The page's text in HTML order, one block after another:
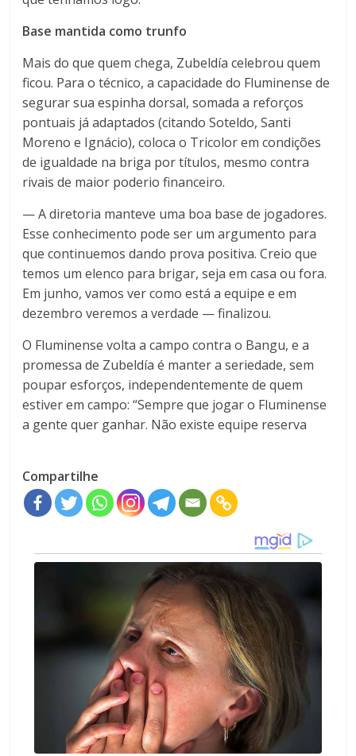
Base mantida como trunfo
Mais do que quem chega, Zubeldía celebrou quem
ficou. Para o técnico, a capacidade do Fluminense de
segurar sua espinha dorsal, somada a reforços
pontuais já adaptados (citando Soteldo, Santi
Moreno e Ignácio), coloca o Tricolor em condições
de igualdade na briga por títulos, mesmo contra
rivais de maior poderio financeiro.
— A diretoria manteve uma boa base de jogadores.
Esse conhecimento pode ser um argumento para
que continuemos dando prova positiva. Creio que
temos um elenco para brigar, seja em casa ou fora.
Em junho, vamos ver como está a equipe e em
dezembro veremos a verdade — finalizou.
O Fluminense volta a campo contra o Bangu, e a
promessa de Zubeldía é manter a seriedade, sem
poupar esforços, independentemente de quem
estiver em campo: “Sempre que jogar o Fluminense
a gente quer ganhar. Não existe equipe reserva
Compartilhe